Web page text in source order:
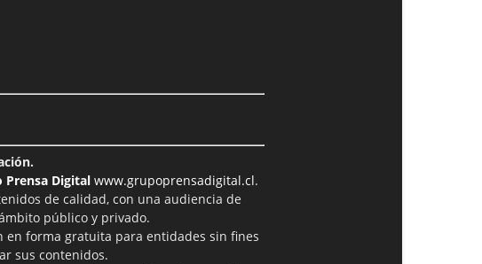
Prensa Digitalwww.grupoprensadigital.cl.
de calidad, con una audiencia de
público y privado.
en forma gratuita para entidades sin fines
sus contenidos.